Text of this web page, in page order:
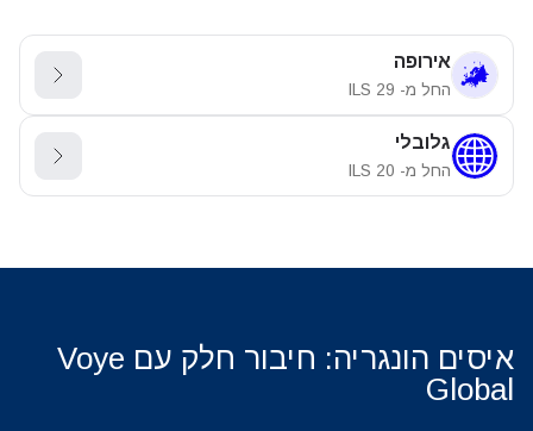
אירופה
החל מ- ILS 29
גלובלי
החל מ- ILS 20
איסים הונגריה: חיבור חלק עם Voye
Global